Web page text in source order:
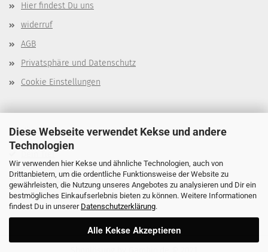
Diese Webseite verwendet Kekse und andere
Technologien
Wir verwenden hier Kekse und ähnliche Technologien, auch von
Drittanbietern, um die ordentliche Funktionsweise der Website zu
gewährleisten, die Nutzung unseres Angebotes zu analysieren und Dir ein
bestmögliches Einkaufserlebnis bieten zu können. Weitere Informationen
findest Du in unserer Datenschutzerklärung.
Alle Kekse Akzeptieren
Hier findest Du uns
widerruf
AGB
Privatsphäre und Datenschutz
Cookie Einstellungen
Über mich
Dein Tier
Wichtige Links